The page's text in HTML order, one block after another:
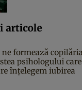
articole
ne formează
psihologului
înțelegem iubirea